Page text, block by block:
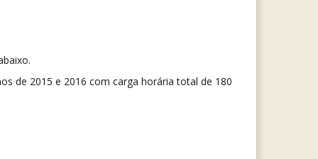
de 2015 e 2016 com carga horária total de 180